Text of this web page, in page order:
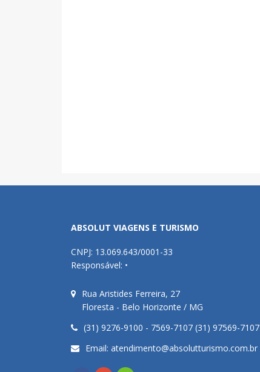
ABSOLUT VIAGENS E TURISMO
CNPJ: 13.069.643/0001-33
Responsável: •
Rua Aristides Ferreira, 27
Floresta - Belo Horizonte / MG
(31) 9276-9100 - 7569-7107 (31) 97569-7107
Email: atendimento@absolutturismo.com.br